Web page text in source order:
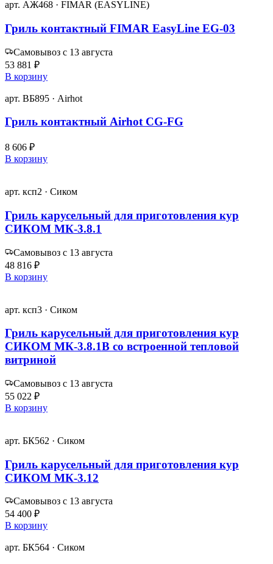
арт. АЖ468 · FIMAR (EASYLINE)
Гриль контактный FIMAR EasyLine EG-03
Самовывоз с 13 августа
53 881 ₽
В корзину
арт. ВБ895 · Airhot
Гриль контактный Airhot CG-FG
8 606 ₽
В корзину
арт. ксп2 · Сиком
Гриль карусельный для приготовления кур
СИКОМ МК-3.8.1
Самовывоз с 13 августа
48 816 ₽
В корзину
арт. ксп3 · Сиком
Гриль карусельный для приготовления кур
СИКОМ МК-3.8.1В со встроенной тепловой
витриной
Самовывоз с 13 августа
55 022 ₽
В корзину
арт. БК562 · Сиком
Гриль карусельный для приготовления кур
СИКОМ МК-3.12
Самовывоз с 13 августа
54 400 ₽
В корзину
арт. БК564 · Сиком